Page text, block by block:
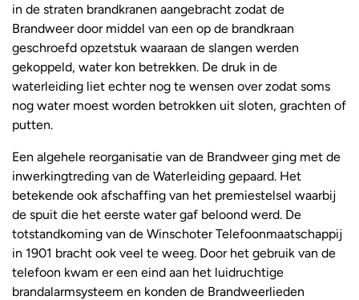
in de straten brandkranen aangebracht zodat de
Brandweer door middel van een op de brandkraan
geschroefd opzetstuk waaraan de slangen werden
gekoppeld, water kon betrekken. De druk in de
waterleiding liet echter nog te wensen over zodat soms
nog water moest worden betrokken uit sloten, grachten of
putten.
Een algehele reorganisatie van de Brandweer ging met de
inwerkingtreding van de Waterleiding gepaard. Het
betekende ook afschaffing van het premiestelsel waarbij
de spuit die het eerste water gaf beloond werd. De
totstandkoming van de Winschoter Telefoonmaatschappij
in 1901 bracht ook veel te weeg. Door het gebruik van de
telefoon kwam er een eind aan het luidruchtige
brandalarmsysteem en konden de Brandweerlieden